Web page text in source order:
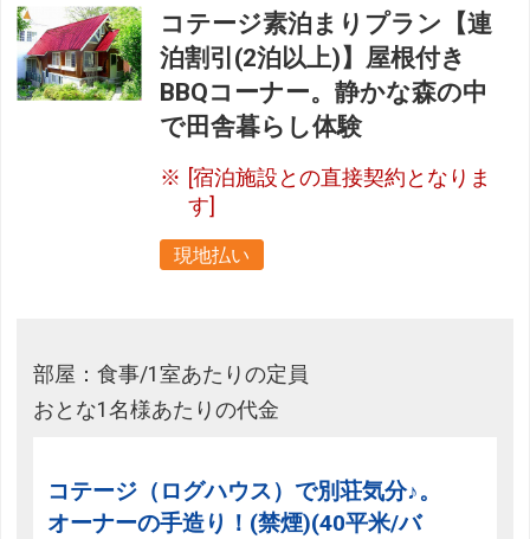
コテージ素泊まりプラン【連
泊割引(2泊以上)】屋根付き
BBQコーナー。静かな森の中
で田舎暮らし体験
[宿泊施設との直接契約となりま
す]
現地払い
部屋：食事/1室あたりの定員
おとな1名様あたりの代金
コテージ（ログハウス）で別荘気分♪。
オーナーの手造り！(禁煙)(40平米/バ